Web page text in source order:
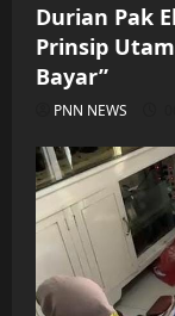
Durian Pak
Prinsip
Bayar”
PNN NEWS